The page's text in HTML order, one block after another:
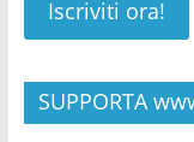
SUPPORTA